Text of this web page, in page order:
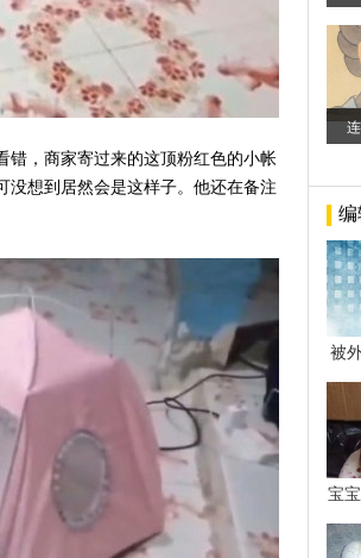
错，商家寄过来的这顶粉红色的小帐
没想到居然会是这样子。他还在备注
编
被
宝